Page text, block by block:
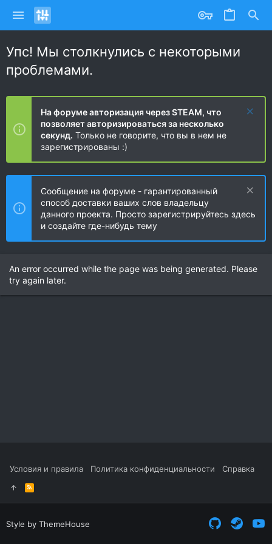
Упс! Мы столкнулись с некоторыми
проблемами.
На форуме авторизация через STEAM, что
позволяет авторизироваться за несколько
секунд. Только не говорите, что вы в нем не
зарегистрированы :)
Сообщение на форуме - гарантированный
способ доставки ваших слов владельцу
данного проекта. Просто зарегистрируйтесь здесь
и создайте где-нибудь тему
An error occurred while the page was being generated. Please
try again later.
Условия и правила Политика конфиденциальности Справка
R
S
S
Style by ThemeHouse